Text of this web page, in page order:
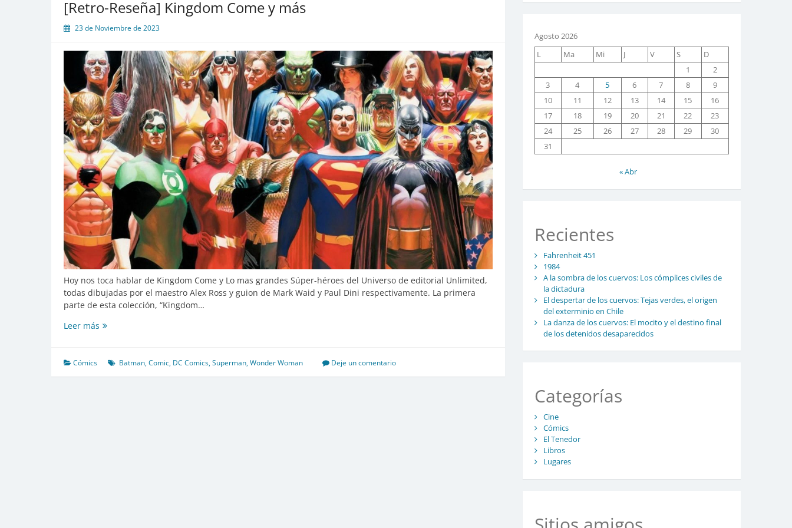
[Retro-Reseña] Kingdom Come y más
23 de Noviembre de 2023
Hoy nos toca hablar de Kingdom Come y Lo mas grandes Súper-héroes del Universo de editorial Unlimited,
todas dibujadas por el maestro Alex Ross y guion de Mark Waid y Paul Dini respectivamente. La primera
parte de esta colección, “Kingdom…
Leer más [Retro-
Come
y
Cómics Batman,Comic, DC Comics,Superman,Wonder Woman Deje un comentario
Agosto 2026
L
Ma Mi J V S
D
1
2
3
4 5 6 7 8
9
10
11 12 13 14 15
16
17
18 19 20 21 22
23
24
25 26 27 28 29
30
31
« Abr
Recientes
Fahrenheit 451
1984
A la sombra de los cuervos: Los cómplices civiles de
la dictadura
El despertar de los cuervos: Tejas verdes, el origen
del exterminio en Chile
La danza de los cuervos: El mocito y el destino final
de los detenidos desaparecidos
Categorías
Cine
Cómics
El Tenedor
Libros
Lugares